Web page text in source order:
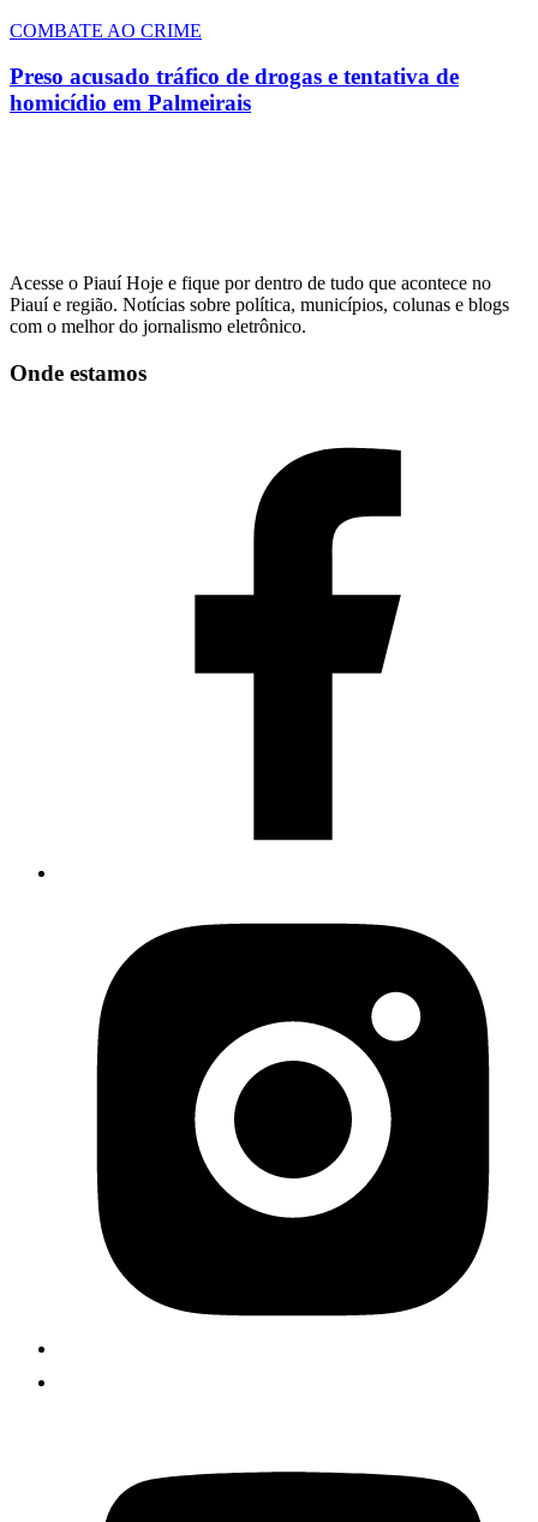
COMBATE AO CRIME
Preso acusado tráfico de drogas e tentativa de
homicídio em Palmeirais
Acesse o Piauí Hoje e fique por dentro de tudo que acontece no
Piauí e região. Notícias sobre política, municípios, colunas e blogs
com o melhor do jornalismo eletrônico.
Onde estamos